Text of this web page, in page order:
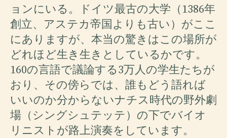
ョンにいる。ドイツ最古の大学（1386年
創立、アステカ帝国よりも古い）がここ
にありますが、本当の驚きはこの場所が
どれほど生き生きとしているかです。
160の言語で議論する3万人の学生たちが
おり、その傍らでは、誰もどう語れば
いいのか分からないナチス時代の野外劇
場（シングシュテッテ）の下でバイオ
リニストが路上演奏をしています。